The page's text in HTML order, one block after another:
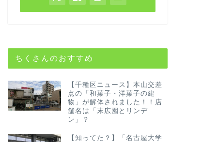
ちくさんのおすすめ
【千種区ニュース】本山交差
点の「和菓子・洋菓子の建
物」が解体されました！！店
舗名は「末広園とリンデ
ン」？
【知ってた？】「名古屋大学